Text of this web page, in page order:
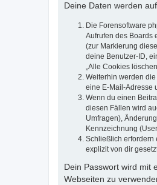
Deine Daten werden
Die Forensoftware
Aufrufen des Boards
(zur Markierung
deine Benutzer-ID,
„Alle Cookies
Weiterhin werden
eine E-Mail-Adresse
Wenn du einen
diesen Fällen wird
Umfragen),
Kennzeichnung
Schließlich erfordern
explizit von dir
Dein Passwort wird mit
Webseiten zu